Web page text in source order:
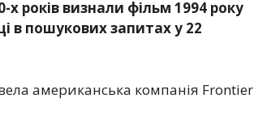
х років визнали фільм 1994 року
в пошукових запитах у 22
американська компанія Frontier